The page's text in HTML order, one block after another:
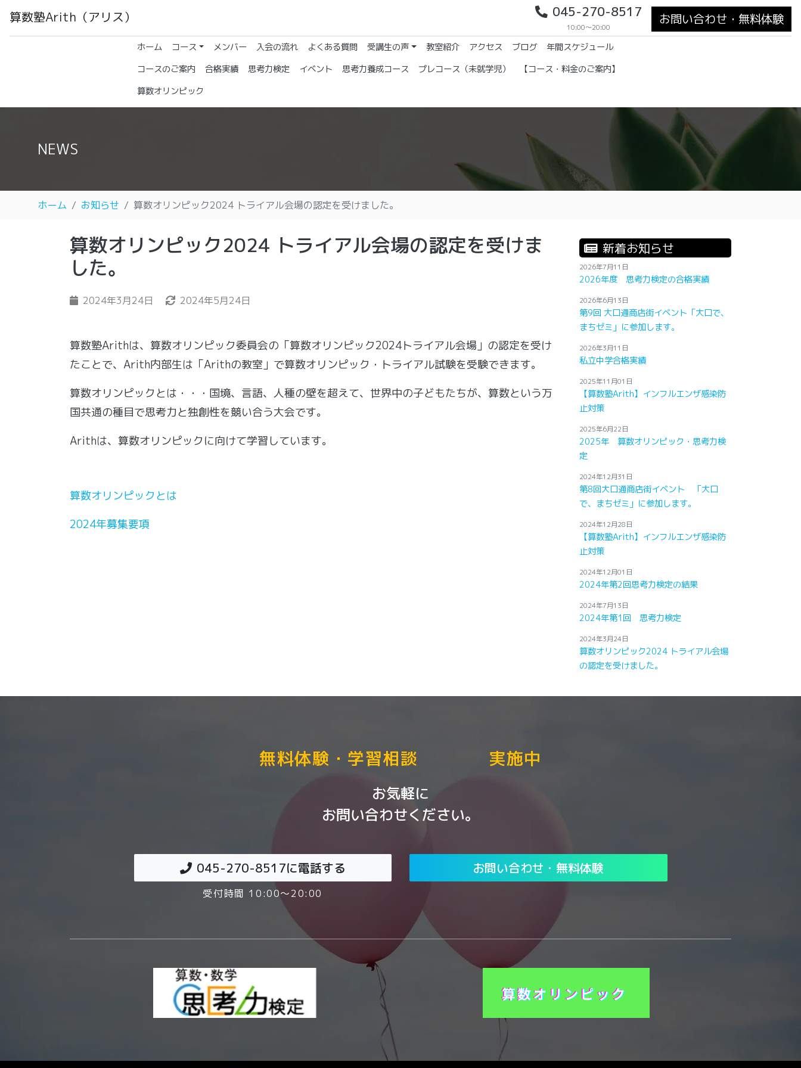
算数塾Arith（アリス） 045-270-8517
10:00～20:00
お問い合わせ・無料体験
ホーム(current)
コース メンバー 入会の流れ よくある質問 受講生の声 教室紹介 アクセス ブログ
年間スケジュール
コースのご案内
合格実績 思考力検定 イベント 思考力養成コース プレコース（未就学児）
【コース・料金のご案内】
算数オリンピック
NEWS
ホーム お知らせ 算数オリンピック2024 トライアル会場の認定を受けました。
算数オリンピック2024 トライアル会場の認定を受けま
した。
2024年3月24日 2024年5月24日
算数塾Arithは、算数オリンピック委員会の 「算数オリンピック2024トライアル会場」の認定を受け
たことで、 Arith内部生は「Arithの教室」で算数オリンピック・トライアル試験を受験できます。
算数オリンピックとは・・・国境、言語、人種の壁を超えて、世界中の子どもたちが、算数という万
国共通の種目で思考力と独創性を競い合う大会です。
Arithは、算数オリンピックに向けて学習しています。
算数オリンピックとは
2024年募集要項
新着お知らせ
2026年7月11日
2026年度 思考力検定の合格実績
2026年6月13日
第9回 大口通商店街イベント「大口で、
まちゼミ」に参加します。
2026年3月11日
私立中学合格実績
2025年11月01日
【算数塾Arith】インフルエンザ感染防
止対策
2025年6月22日
2025年 算数オリンピック・思考力検
定
2024年12月31日
第8回大口通商店街イベント 「大口
で、まちゼミ」に参加します。
2024年12月28日
【算数塾Arith】インフルエンザ感染防
止対策
2024年12月01日
2024年第2回思考力検定の結果
2024年7月13日
2024年第1回 思考力検定
2024年3月24日
算数オリンピック2024 トライアル会場
の認定を受けました。
無料体験・学習相談 実施中
お気軽に
お問い合わせください。
045-270-8517に電話する
受付時間 10:00～20:00
お問い合わせ・無料体験